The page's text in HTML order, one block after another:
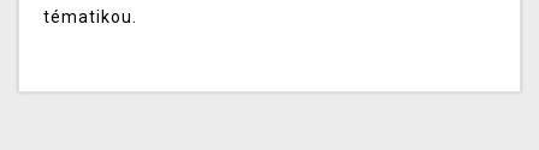
tématikou.